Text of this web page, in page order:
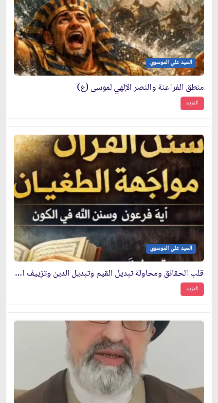
السيد علي الموسوي
منطق الفراعنة والنصر الإلهي لموسى (ع)
المزيد
السيد علي الموسوي
قلب الحقائق ومحاولة تبديل القيم وتبديل الدين وتزييف الحقائق
المزيد